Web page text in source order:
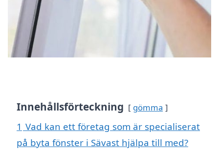
Innehållsförteckning gömma
1 Vad kan ett företag som är specialiserat
på byta fönster i Sävast hjälpa till med?